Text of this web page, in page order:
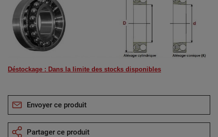
Déstockage : Dans la limite des stocks disponibles
Envoyer ce produit
Partager ce produit